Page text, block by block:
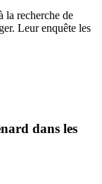
la recherche de
Leur enquête les
dans les